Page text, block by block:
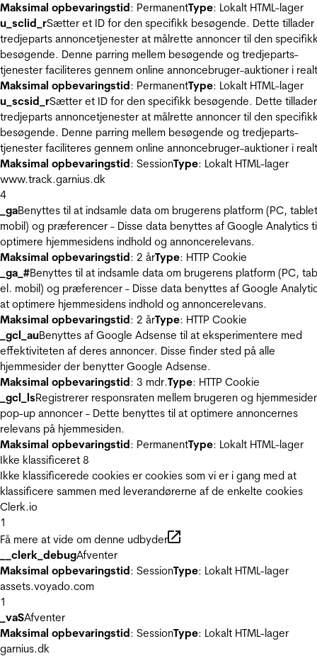
Maksimal opbevaringstid: PermanentType: Lokalt HTML-lager
u_sclid_rSætter et ID for den specifikk besøgende. Dette tillader
tredjeparts annoncetjenester at målrette annoncer til den
besøgende. Denne parring mellem besøgende og tredjeparts-
tjenester faciliteres gennem online annoncebruger-auktioner i
Maksimal opbevaringstid: PermanentType: Lokalt HTML-lager
u_scsid_rSætter et ID for den specifikk besøgende. Dette tillader
tredjeparts annoncetjenester at målrette annoncer til den
besøgende. Denne parring mellem besøgende og tredjeparts-
tjenester faciliteres gennem online annoncebruger-auktioner i
Maksimal opbevaringstid: SessionType: Lokalt HTML-lager
www.track.garnius.dk
4
_gaBenyttes til at indsamle data om brugerens platform (PC,
mobil) og præferencer - Disse data benyttes af Google Analytics
optimere hjemmesidens indhold og annoncerelevans.
Maksimal opbevaringstid: 2 årType: HTTP Cookie
_ga_#Benyttes til at indsamle data om brugerens platform (PC,
el. mobil) og præferencer - Disse data benyttes af Google
at optimere hjemmesidens indhold og annoncerelevans.
Maksimal opbevaringstid: 2 årType: HTTP Cookie
_gcl_auBenyttes af Google Adsense til at eksperimentere med
effektiviteten af deres annoncer. Disse finder sted på alle
hjemmesider der benytter Google Adsense.
Maksimal opbevaringstid: 3 mdr.Type: HTTP Cookie
_gcl_lsRegistrerer responsraten mellem brugeren og
pop-up annoncer - Dette benyttes til at optimere annoncernes
relevans på hjemmesiden.
Maksimal opbevaringstid: PermanentType: Lokalt HTML-lager
Ikke klassificeret 8
Ikke klassificerede cookies er cookies som vi er i gang med at
klassificere sammen med leverandørerne af de enkelte cookies
Clerk.io
1
Få mere at vide om denne udbyder
__clerk_debugAfventer
Maksimal opbevaringstid: SessionType: Lokalt HTML-lager
assets.voyado.com
1
_vaSAfventer
Maksimal opbevaringstid: SessionType: Lokalt HTML-lager
garnius.dk